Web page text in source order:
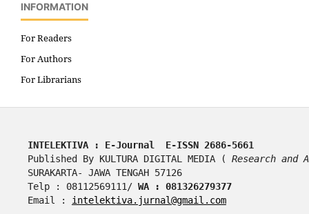
INFORMATION
For Readers
For Authors
For Librarians
INTELEKTIVA : E-Journal  E-ISSN 2686-5661
Published By KULTURA DIGITAL MEDIA ( Research and
SURAKARTA- JAWA TENGAH 57126
Telp : 08112569111/ WA : 081326279377
Email : intelektiva.jurnal@gmail.com